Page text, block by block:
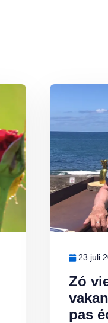
Zó
pas
23 juli
Lees meer